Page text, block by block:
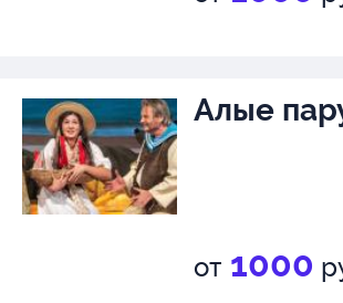
знакомого сюжета
Алые
от 1000